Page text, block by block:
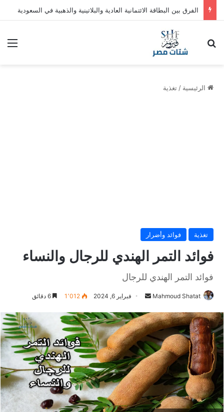
الفرق بين البطاقة الائتمانية العادية والبلاتينية والذهبية في السعودية
بحث عن
الرئيسية / تغذية
تغذية فوائد وأضرار
فوائد التمر الهندي للرجال والنساء
فوائد التمر الهندي للرجال
Mahmoud Shatat
س
ل
ب
ر
ي
د
ا
إ
فبراير 6, 2024 1٬012